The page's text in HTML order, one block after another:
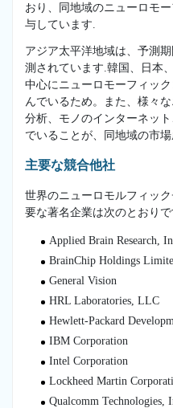
おり、同地域のニューロモ
与しています.
アジア太平洋地域は、予測
測されています.韓国、日本
中心にニューロモーフィッ
んでいるため。また、様々
分析、モノのインターネッ
でいることが、同地域の市
主要な競合他社
世界のニューロモルフィッ
要な著名企業は次のとおりで
Applied Brain Research,
BrainChip Holdings
General Vision
HRL Laboratories, LLC
Hewlett-Packard
IBM Corporation
Intel Corporation
Lockheed Martin
Qualcomm Technologies,